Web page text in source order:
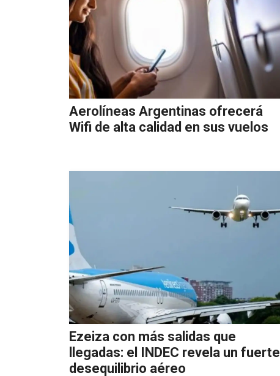
Aerolíneas Argentinas ofrecerá
Wifi de alta calidad en sus vuelos
Ezeiza con más salidas que
llegadas: el INDEC revela un fuerte
desequilibrio aéreo